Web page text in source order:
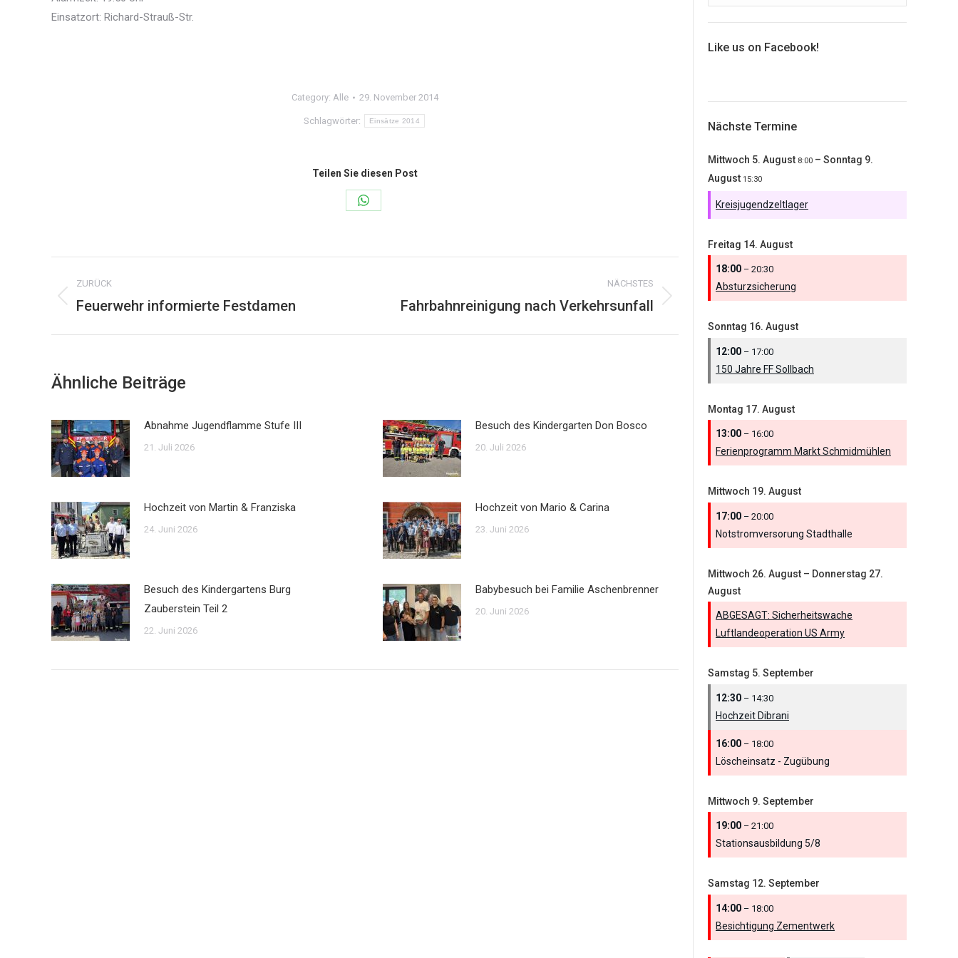
Einsatzort: Richard-Strauß-Str.
Category: Alle 29. November 2014
Schlagwörter: Einsätze 2014
Teilen Sie diesen Post
Share
Kommentarnavigation
ZURÜCK
Vorheriger
Feuerwehr informierte Festdamen
NÄCHSTES
Nächster
Fahrbahnreinigung nach Verkehrsunfall
Ähnliche Beiträge
Abnahme Jugendflamme Stufe III
21. Juli 2026
Besuch des Kindergarten Don Bosco
20. Juli 2026
Hochzeit von Martin & Franziska
24. Juni 2026
Hochzeit von Mario & Carina
23. Juni 2026
Besuch des Kindergartens Burg
Zauberstein Teil 2
22. Juni 2026
Babybesuch bei Familie Aschenbrenner
20. Juni 2026
Like us on Facebook!
Nächste Termine
Mittwoch 5. August 8:00 – Sonntag 9.
August 15:30
Kreisjugendzeltlager
Freitag 14. August
18:00 – 20:30
Absturzsicherung
Sonntag 16. August
12:00 – 17:00
150 Jahre FF Sollbach
Montag 17. August
13:00 – 16:00
Ferienprogramm Markt Schmidmühlen
Mittwoch 19. August
17:00 – 20:00
Notstromversorung Stadthalle
Mittwoch 26. August – Donnerstag 27.
August
ABGESAGT: Sicherheitswache
Luftlandeoperation US Army
Samstag 5. September
12:30 – 14:30
Hochzeit Dibrani
16:00 – 18:00
Löscheinsatz - Zugübung
Mittwoch 9. September
19:00 – 21:00
Stationsausbildung 5/8
Samstag 12. September
14:00 – 18:00
Besichtigung Zementwerk